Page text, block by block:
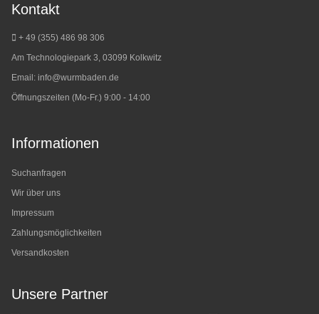
Kontakt
+ 49 (355) 486 98 306
Am Technologiepark 3, 03099 Kolkwitz
Email: info@wurmbaden.de
Öffnungszeiten (Mo-Fr.) 9:00 - 14:00
Informationen
Suchanfragen
Wir über uns
Impressum
Zahlungsmöglichkeiten
Versandkosten
Unsere Partner